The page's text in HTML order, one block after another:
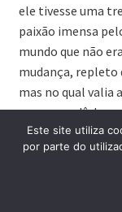
ele tivesse uma
paixão imensa
mundo que não
mudança, repleto
mas no qual valia
compreendê-lo,
E intervir à
lo do dia para a
mais justo, um
Este site utiliza
por parte do